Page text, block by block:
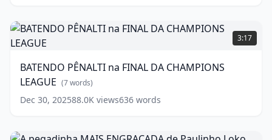
BATENDO
PÊNALTI
na
DA
CHAMPIONS
LEAGUE
(7
3:17
BATENDO PÊNALTI na FINAL DA CHAMPIONS
LEAGUE (7words)
Dec 30, 202588.0K views636 words
A